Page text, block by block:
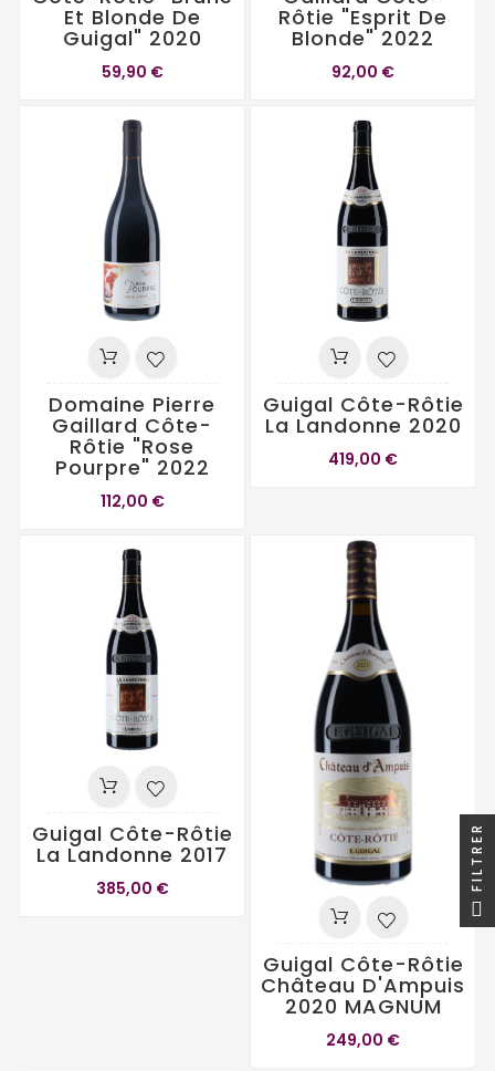
Et Blonde De
Guigal" 2020
59,90 €
Rôtie "Esprit De
Blonde" 2022
92,00 €
Domaine Pierre
Gaillard Côte-
Rôtie "Rose
Pourpre" 2022
112,00 €
Guigal Côte-Rôtie
La Landonne 2020
419,00 €
Guigal Côte-Rôtie
La Landonne 2017
385,00 €
Guigal Côte-Rôtie
Château D'Ampuis
2020 MAGNUM
249,00 €
FILTRER